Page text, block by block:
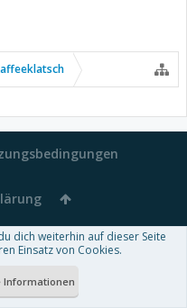
-Deutsch von xenDach
ThemeHouse
dich weiterhin auf dieser Seite
Einsatz von Cookies.
Informationen